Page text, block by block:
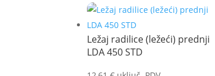
Ležaj radilice (ležeći) prednji
LDA 450 STD